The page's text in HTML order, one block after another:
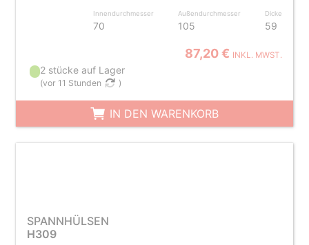
Innendurchmesser
70
Außendurchmesser
105
Dicke
59
87,20 € INKL. MWST.
2 stücke auf Lager
(vor 11 Stunden )
IN DEN WARENKORB
SPANNHÜLSEN
H309